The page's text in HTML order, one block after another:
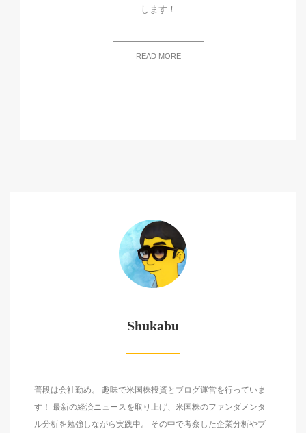
します！
READ MORE
Shukabu
普段は会社勤め。 趣味で米国株投資とブログ運営を行っていま
す！ 最新の経済ニュースを取り上げ、米国株のファンダメンタ
ル分析を勉強しながら実践中。 その中で考察した企業分析やブ